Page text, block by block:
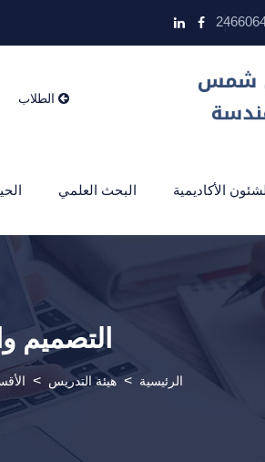
الطلاب
الأكاديمية البحث العلمي
التصميم
الرئيسية > هيئة التدريس >